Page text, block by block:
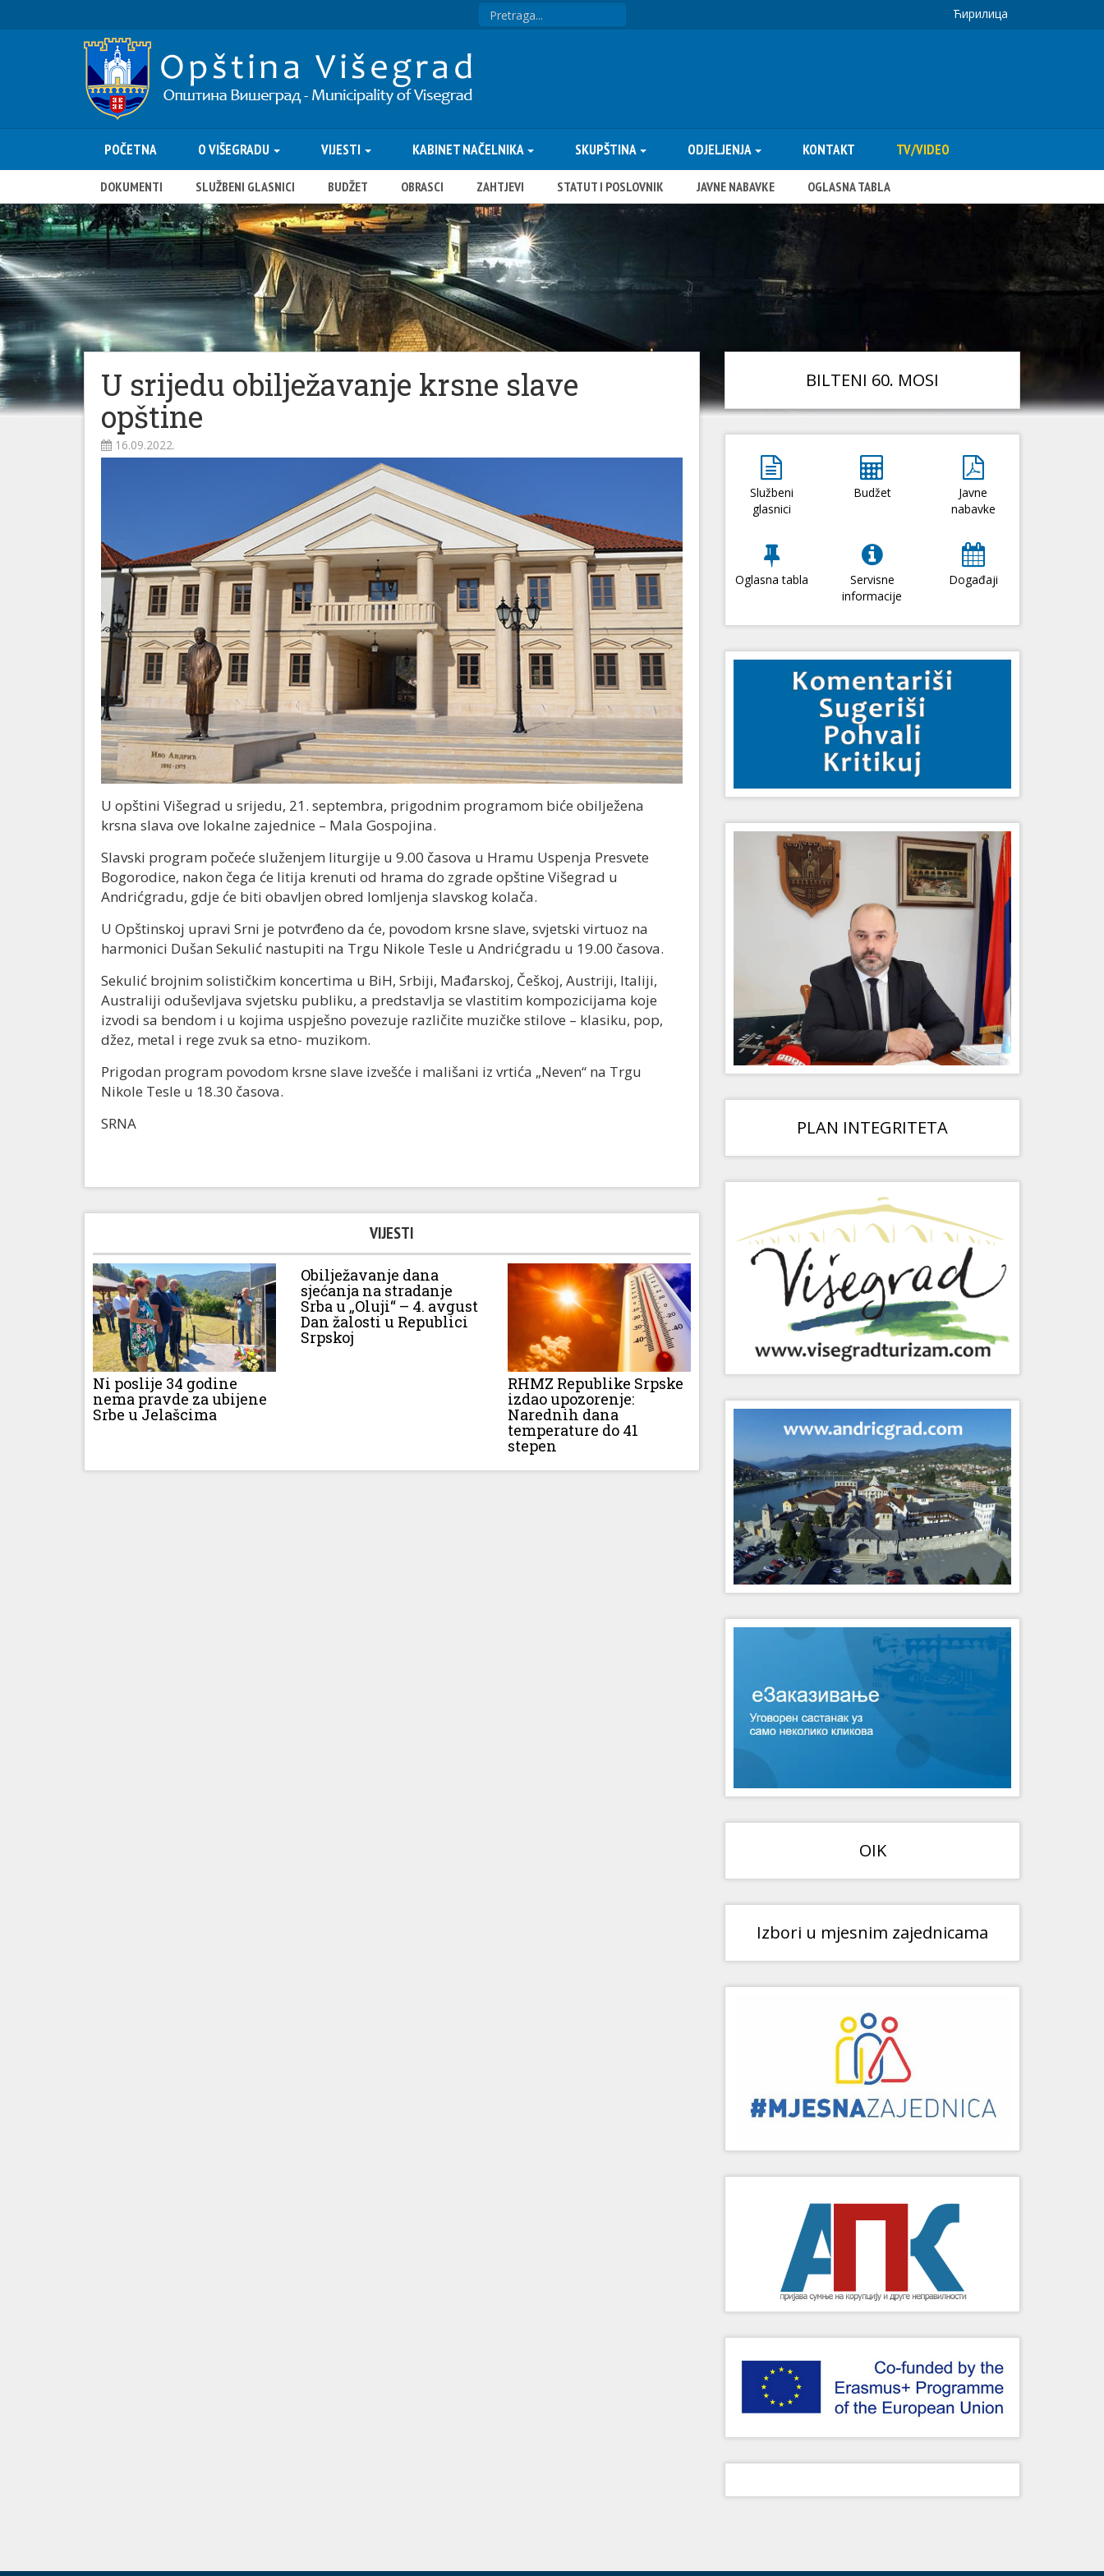
Ћирилица
POČETNA O VIŠEGRADU VIJESTI KABINET NAČELNIKA SKUPŠTINA ODJELJENJA KONTAKT TV/VIDEO
DOKUMENTI SLUŽBENI GLASNICI BUDŽET OBRASCI ZAHTJEVI STATUT I POSLOVNIK JAVNE NABAVKE OGLASNA TABLA
U srijedu obilježavanje krsne slave
opštine
16.09.2022.
U opštini Višegrad u srijedu, 21. septembra, prigodnim programom biće obilježena
krsna slava ove lokalne zajednice – Mala Gospojina.
Slavski program počeće služenjem liturgije u 9.00 časova u Hramu Uspenja Presvete
Bogorodice, nakon čega će litija krenuti od hrama do zgrade opštine Višegrad u
Andrićgradu, gdje će biti obavljen obred lomljenja slavskog kolača.
U Opštinskoj upravi Srni je potvrđeno da će, povodom krsne slave, svjetski virtuoz na
harmonici Dušan Sekulić nastupiti na Trgu Nikole Tesle u Andrićgradu u 19.00 časova.
Sekulić brojnim solističkim koncertima u BiH, Srbiji, Mađarskoj, Češkoj, Austriji, Italiji,
Australiji oduševljava svjetsku publiku, a predstavlja se vlastitim kompozicijama koje
izvodi sa bendom i u kojima uspješno povezuje različite muzičke stilove – klasiku, pop,
džez, metal i rege zvuk sa etno- muzikom.
Prigodan program povodom krsne slave izvešće i mališani iz vrtića „Neven“ na Trgu
Nikole Tesle u 18.30 časova.
SRNA
VIJESTI
Ni poslije 34 godine
nema pravde za ubijene
Srbe u Jelašcima
Obilježavanje dana
sjećanja na stradanje
Srba u „Oluji“ – 4. avgust
Dan žalosti u Republici
Srpskoj
RHMZ Republike Srpske
izdao upozorenje:
Narednih dana
temperature do 41
stepen
BILTENI 60. MOSI
Službeni
glasnici
Budžet
Javne
nabavke
Oglasna tabla
Servisne
informacije
Događaji
PLAN INTEGRITETA
OIK
Izbori u mjesnim zajednicama